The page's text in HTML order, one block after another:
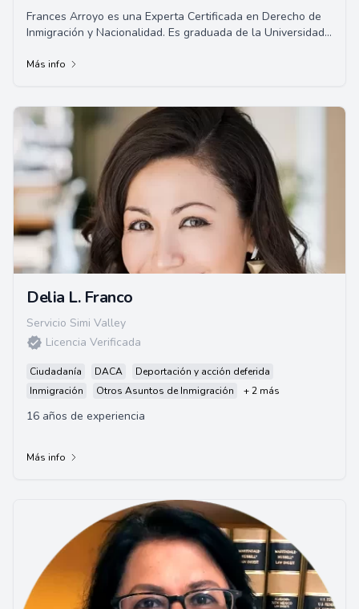
Frances Arroyo es una Experta Certificada en Derecho de
Inmigración y Nacionalidad. Es graduada de la Universidad
Derecho Thomas Jefferson donde obtuvo su título de
Más info
Delia L. Franco
Servicio Simi Valley
Licencia Verificada
Ciudadanía DACA
Deportación y acción deferida
Inmigración
Otros Asuntos de Inmigración + 2 más
16 años de experiencia
Más info